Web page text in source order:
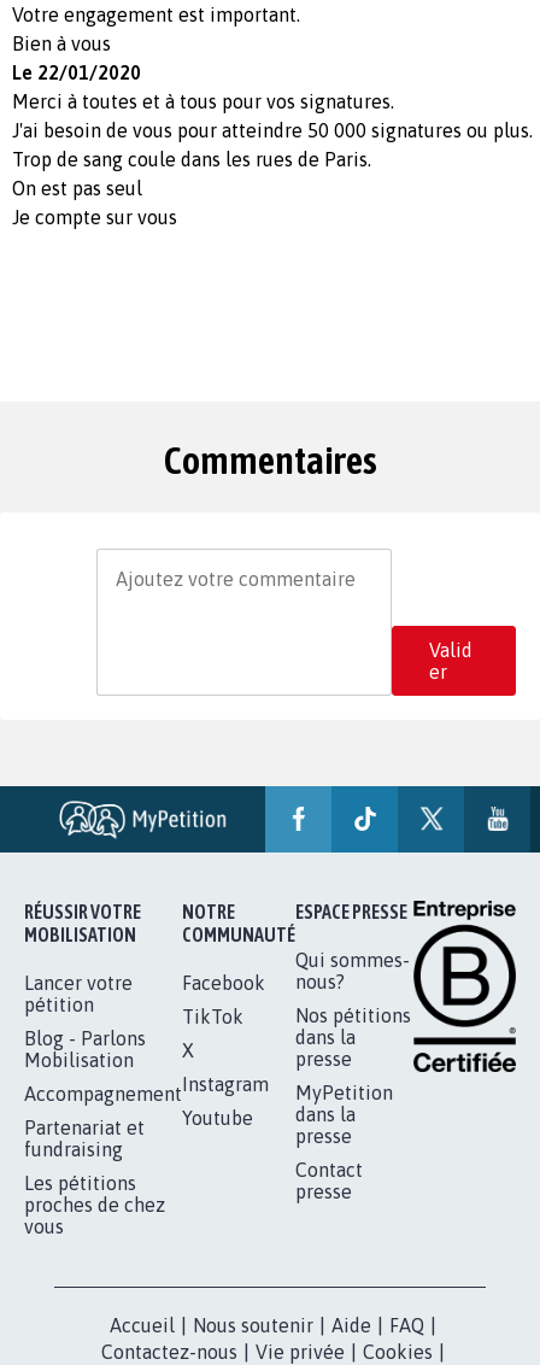
Votre engagement est important.
Bien à vous
Le 22/01/2020
Merci à toutes et à tous pour vos signatures.
J'ai besoin de vous pour atteindre 50 000 signatures ou plus.
Trop de sang coule dans les rues de Paris.
On est pas seul
Je compte sur vous
Commentaires
Valid
er
RÉUSSIR VOTRE
MOBILISATION
Lancer votre
pétition
Blog - Parlons
Mobilisation
Accompagnement
Partenariat et
fundraising
Les pétitions
proches de chez
vous
NOTRE
COMMUNAUTÉ
Facebook
TikTok
X
Instagram
Youtube
ESPACE PRESSE
Qui sommes-
nous?
Nos pétitions
dans la
presse
MyPetition
dans la
presse
Contact
presse
Accueil Nous soutenir Aide FAQ
Contactez-nous
Vie privée Cookies